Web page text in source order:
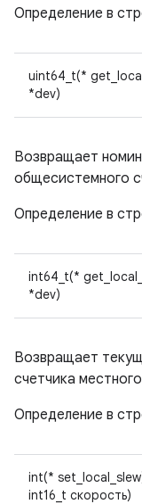
Определение в
uint64_t(*
*dev)
Возвращает
общесистемного
Определение в
int64_t(*
*dev)
Возвращает
счетчика
Определение в
int(*
int16_t скорость)